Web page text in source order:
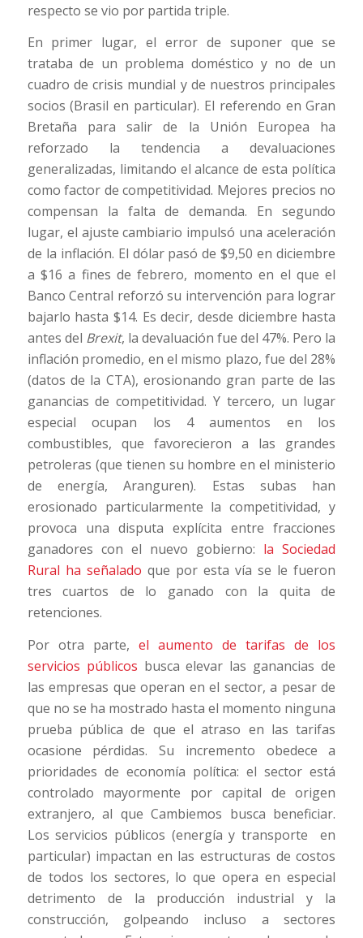
respecto se vio por partida triple.
En primer lugar, el error de suponer que se
trataba de un problema doméstico y no de un
cuadro de crisis mundial y de nuestros principales
socios (Brasil en particular). El referendo en Gran
Bretaña para salir de la Unión Europea ha
reforzado la tendencia a devaluaciones
generalizadas, limitando el alcance de esta política
como factor de competitividad. Mejores precios no
compensan la falta de demanda. En segundo
lugar, el ajuste cambiario impulsó una aceleración
de la inflación. El dólar pasó de $9,50 en diciembre
a $16 a fines de febrero, momento en el que el
Banco Central reforzó su intervención para lograr
bajarlo hasta $14. Es decir, desde diciembre hasta
antes del Brexit, la devaluación fue del 47%. Pero la
inflación promedio, en el mismo plazo, fue del 28%
(datos de la CTA), erosionando gran parte de las
ganancias de competitividad. Y tercero, un lugar
especial ocupan los 4 aumentos en los
combustibles, que favorecieron a las grandes
petroleras (que tienen su hombre en el ministerio
de energía, Aranguren). Estas subas han
erosionado particularmente la competitividad, y
provoca una disputa explícita entre fracciones
ganadores con el nuevo gobierno: la Sociedad
Rural ha señalado que por esta vía se le fueron
tres cuartos de lo ganado con la quita de
retenciones.
Por otra parte, el aumento de tarifas de los
servicios públicos busca elevar las ganancias de
las empresas que operan en el sector, a pesar de
que no se ha mostrado hasta el momento ninguna
prueba pública de que el atraso en las tarifas
ocasione pérdidas. Su incremento obedece a
prioridades de economía política: el sector está
controlado mayormente por capital de origen
extranjero, al que Cambiemos busca beneficiar.
Los servicios públicos (energía y transporte en
particular) impactan en las estructuras de costos
de todos los sectores, lo que opera en especial
detrimento de la producción industrial y la
construcción, golpeando incluso a sectores